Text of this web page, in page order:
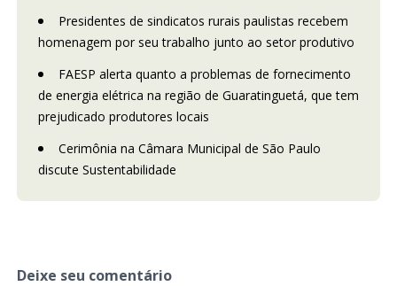
Presidentes de sindicatos rurais paulistas recebem
homenagem por seu trabalho junto ao setor produtivo
FAESP alerta quanto a problemas de fornecimento
de energia elétrica na região de Guaratinguetá, que tem
prejudicado produtores locais
Cerimônia na Câmara Municipal de São Paulo
discute Sustentabilidade
Deixe seu comentário